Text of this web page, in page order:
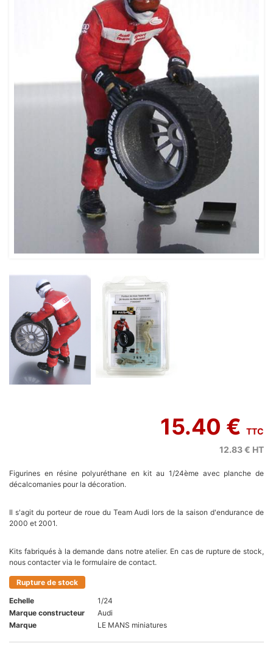
15.40 € TTC
12.83 € HT
Figurines en résine polyuréthane en kit au 1/24ème avec planche de
décalcomanies pour la décoration.
Il s'agit du porteur de roue du Team Audi lors de la saison d'endurance de
2000 et 2001.
Kits fabriqués à la demande dans notre atelier. En cas de rupture de stock,
nous contacter via le formulaire de contact.
Rupture de stock
Echelle
1/24
Marque constructeur
Audi
Marque
LE MANS miniatures